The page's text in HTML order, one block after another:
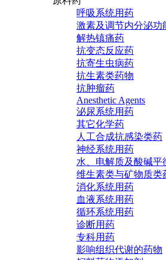
呼吸系统用药
激素及调节内分泌功
解热镇痛药
抗变态反应药
抗寄生虫病药
抗生素类药物
抗肿瘤药
Anesthetic Agents
泌尿系统用药
其它化学药
人工合成抗感染类药
神经系统用药
水、电解质及酸碱平
维生素类与矿物质类
消化系统用药
血液系统用药
循环系统用药
诊断用药
专科用药
影响组织代谢的药物